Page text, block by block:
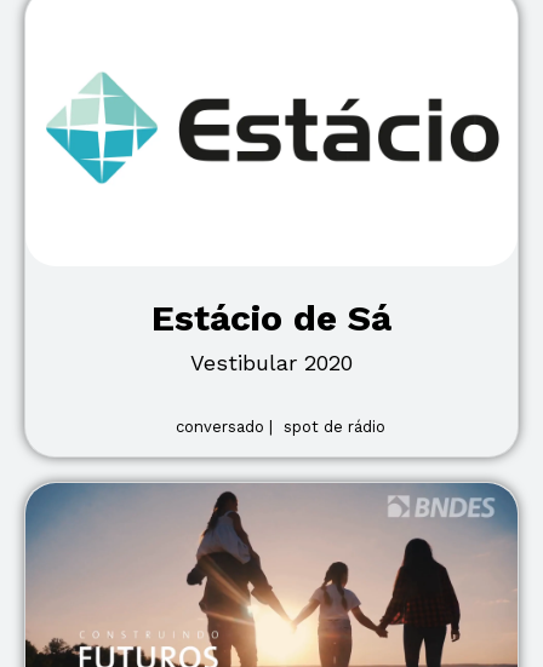
Estácio de Sá
Vestibular 2020
conversado | spot de rádio